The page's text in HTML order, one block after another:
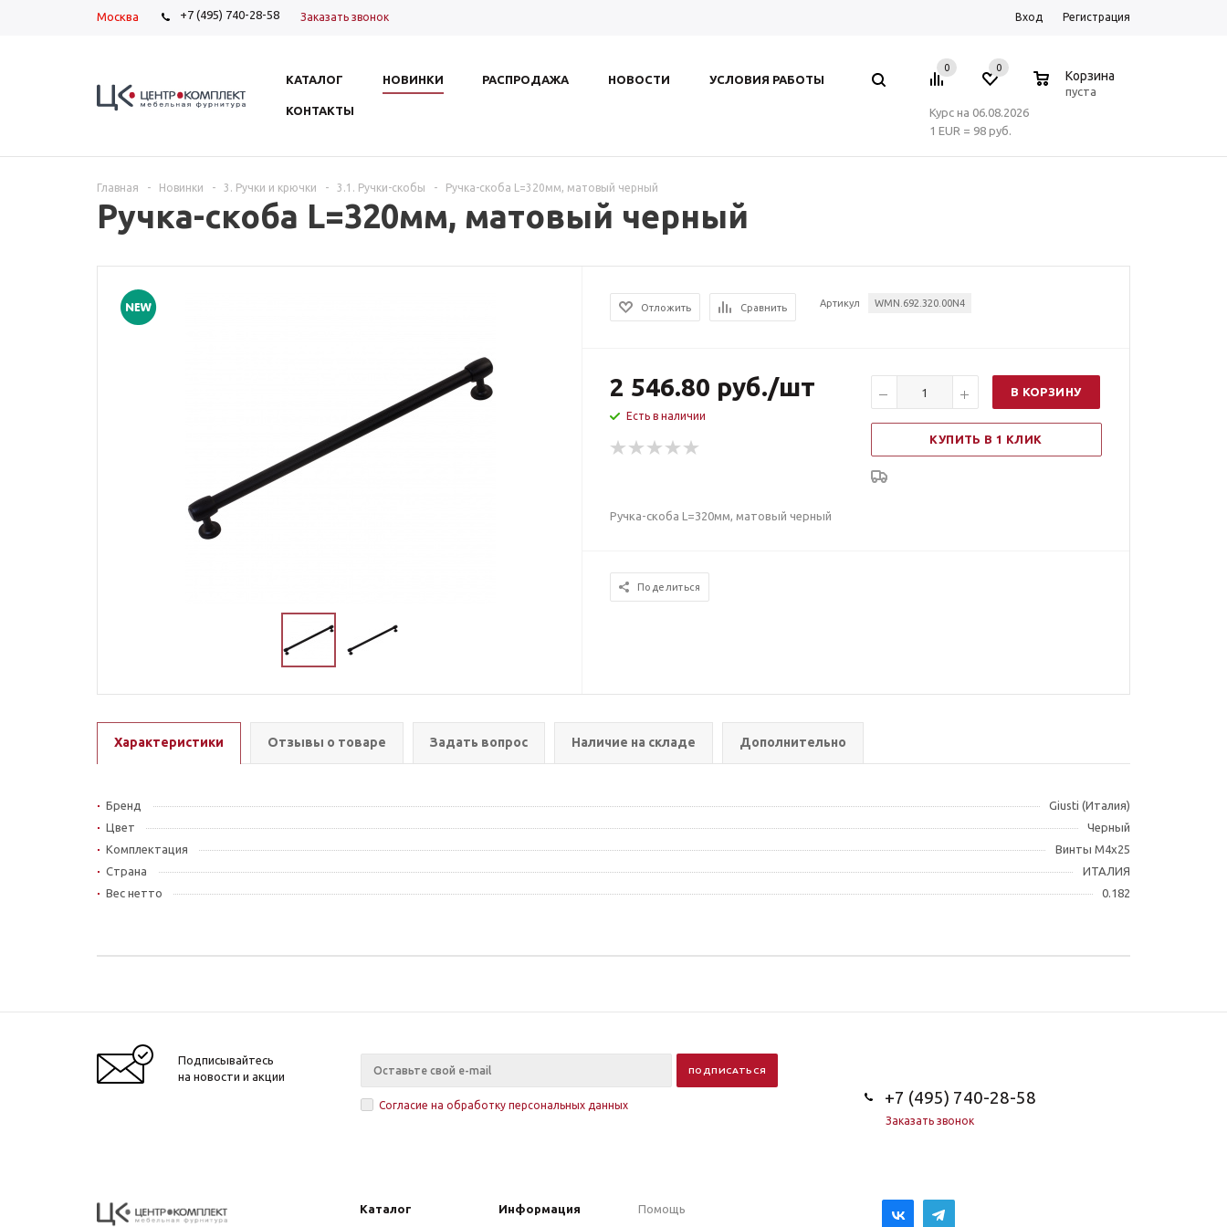
Москва +7 (495) 740-28-58 Заказать звонок Вход Регистрация
КАТАЛОГ НОВИНКИ РАСПРОДАЖА НОВОСТИ УСЛОВИЯ РАБОТЫ
КОНТАКТЫ
0 0
Корзина
пуста
Курс на 06.08.2026
1 EUR = 98 руб.
Главная - Новинки - 3. Ручки и крючки - 3.1. Ручки-скобы - Ручка-скоба L=320мм, матовый черный
Ручка-скоба L=320мм, матовый черный
Отложить Сравнить Артикул WMN.692.320.00N4
2 546.80 руб./шт
Есть в наличии
В КОРЗИНУ
КУПИТЬ В 1 КЛИК
Ручка-скоба L=320мм, матовый черный
Поделиться
Характеристики Отзывы о товаре Задать вопрос Наличие на складе Дополнительно
Бренд
Giusti (Италия)
Цвет
Черный
Комплектация
Винты M4x25
Страна
ИТАЛИЯ
Вес нетто
0.182
Подписывайтесь
на новости и акции
Согласие на обработку персональных данных +7 (495) 740-28-58
Заказать звонок
Каталог Информация Помощь